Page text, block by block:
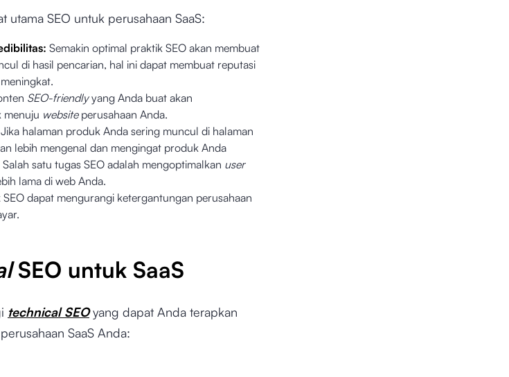
utama SEO untuk perusahaan SaaS:
Semakin optimal praktik SEO akan membuat
di hasil pencarian, hal ini dapat membuat reputasi
SEO-friendlyyang Anda buat akan
menuju websiteperusahaan Anda.
Jika halaman produk Anda sering muncul di halaman
lebih mengenal dan mengingat produk Anda
Salah satu tugas SEO adalah mengoptimalkan user
lama di web Anda.
dapat mengurangi ketergantungan perusahaan
SEO untuk SaaS
technical SEOyang dapat Anda terapkan
SaaS Anda: